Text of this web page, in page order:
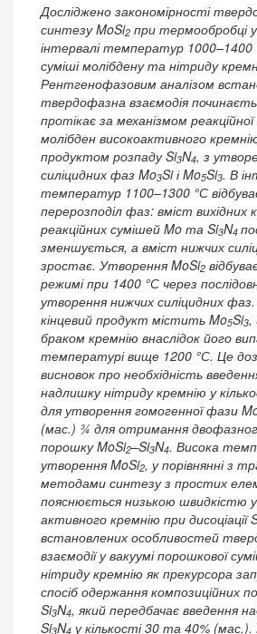
Досліджено закономірності
синтезу MoSi2 при термообробці у
інтервалі температур 1000–1400
суміші молібдену та нітриду
Рентгенофазовим аналізом
твердофазна взаємодія
протікає за механізмом реакційної
молібден високоактивного
продуктом розпаду Si3N4, з
силіцидних фаз Mo3Si і Mo5Si3. В
температур 1100–1300 °С
перерозподіл фаз: вміст вихідних
реакційних сумішей Mo та Si3N4
зменшується, а вміст нижчих
зростає. Утворення MoSi2
режимі при 1400 °С через
утворення нижчих силіцидних
кінцевий продукт містить Mo5Si3,
браком кремнію внаслідок його
температурі вище 1200 °С. Це
висновок про необхідність
надлишку нітриду кремнію у
для утворення гомогенної фази
(мас.) ¾ для отримання
порошку MoSi2–Si3N4. Висока
утворення MoSi2, у порівнянні з
методами синтезу з простих
пояснюється низькою швидкістю
активного кремнію при дисоціації
встановлених особливостей
взаємодії у вакуумі порошкової
нітриду кремнію як прекурсора
спосіб одержання композиційних
Si3N4, який передбачає введення
Si3N4 у кількості 30 та 40%